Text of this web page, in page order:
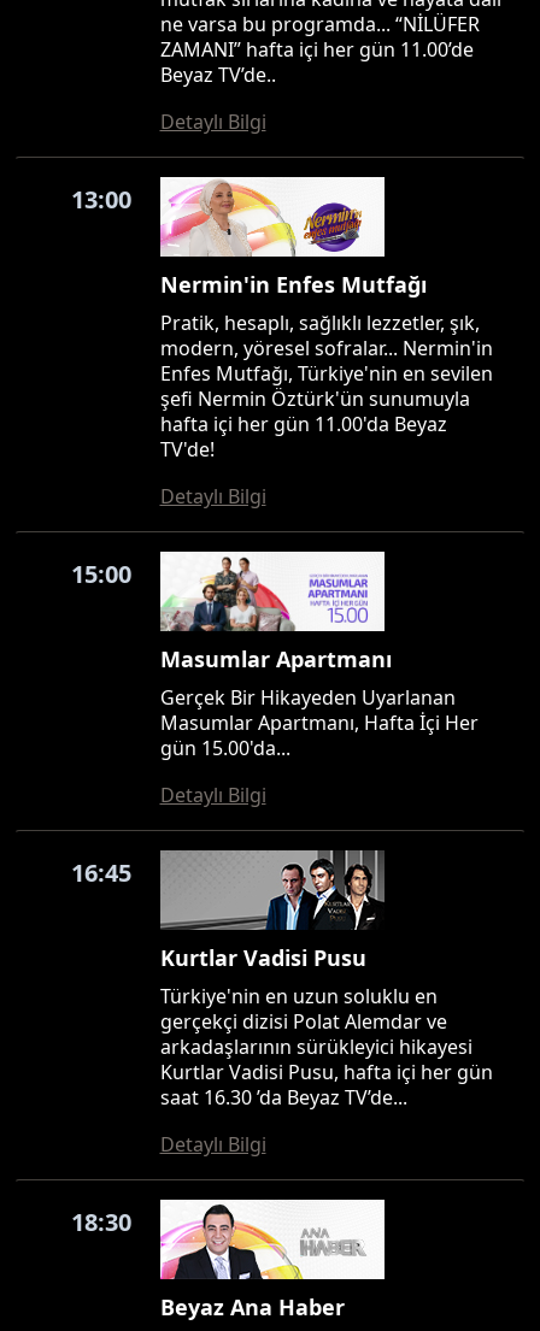
ne varsa bu programda... “NİLÜFER
ZAMANI” hafta içi her gün 11.00’de
Beyaz TV’de..
Detaylı Bilgi
13:00
Nermin'in Enfes Mutfağı
Pratik, hesaplı, sağlıklı lezzetler, şık,
modern, yöresel sofralar... Nermin'in
Enfes Mutfağı, Türkiye'nin en sevilen
şefi Nermin Öztürk'ün sunumuyla
hafta içi her gün 11.00'da Beyaz
TV'de!
Detaylı Bilgi
15:00
Masumlar Apartmanı
Gerçek Bir Hikayeden Uyarlanan
Masumlar Apartmanı, Hafta İçi Her
gün 15.00'da...
Detaylı Bilgi
16:45
Kurtlar Vadisi Pusu
Türkiye'nin en uzun soluklu en
gerçekçi dizisi Polat Alemdar ve
arkadaşlarının sürükleyici hikayesi
Kurtlar Vadisi Pusu, hafta içi her gün
saat 16.30 ’da Beyaz TV’de...
Detaylı Bilgi
18:30
Beyaz Ana Haber